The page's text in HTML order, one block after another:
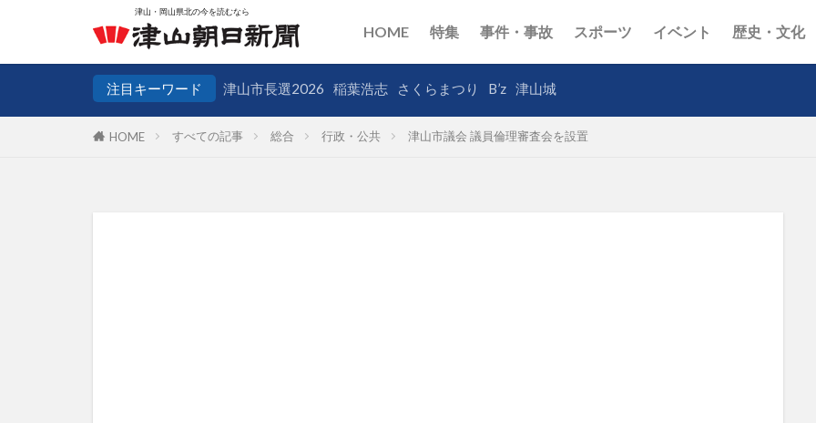
HOME 特集 事件・事故 スポーツ イベント 歴史・文化
注目キーワード 津山市長選2026 稲葉浩志 さくらまつり B’z 津山城
HOME すべての記事 総合 行政・公共 津山市議会 議員倫理審査会を設置